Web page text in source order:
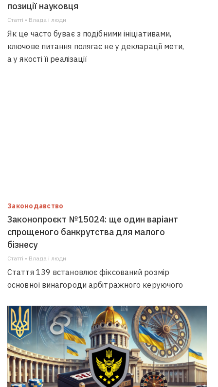
позиції науковця
Статті • Влада i люди
Як це часто буває з подібними ініціативами,
ключове питання полягає не у декларації мети,
а у якості її реалізації
Законодавство
Законопроєкт №15024: ще один варіант
спрощеного банкрутства для малого
бізнесу
Статті • Влада i люди
Стаття 139 встановлює фіксований розмір
основної винагороди арбітражного керуючого